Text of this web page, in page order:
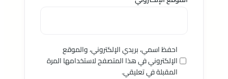
احفظ اسمي، بريدي الإلكتروني، والموقع
الإلكتروني في هذا المتصفح لاستخدامها المرة
المقبلة في تعليقي.